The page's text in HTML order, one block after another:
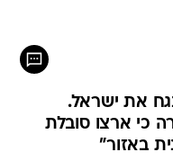
את ישראל.
כי ארצו סובלת
באזור"